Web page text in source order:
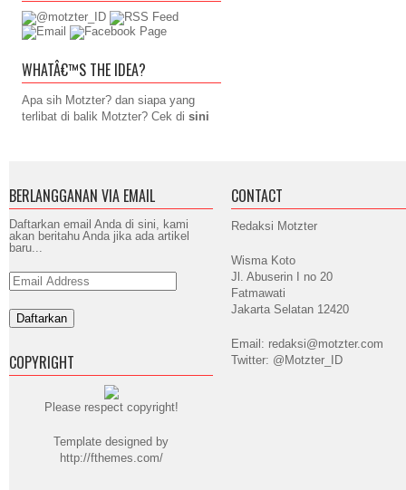
WHATÂ€™S THE IDEA?
Apa sih Motzter? dan siapa yang
terlibat di balik Motzter? Cek di sini
BERLANGGANAN VIA EMAIL
Daftarkan email Anda di sini, kami
akan beritahu Anda jika ada artikel
baru...
Email
Address
COPYRIGHT
Please respect copyright!
Template designed by
http://fthemes.com/
CONTACT
Redaksi Motzter
Wisma Koto
Jl. Abuserin I no 20
Fatmawati
Jakarta Selatan 12420
Email: redaksi@motzter.com
Twitter: @Motzter_ID